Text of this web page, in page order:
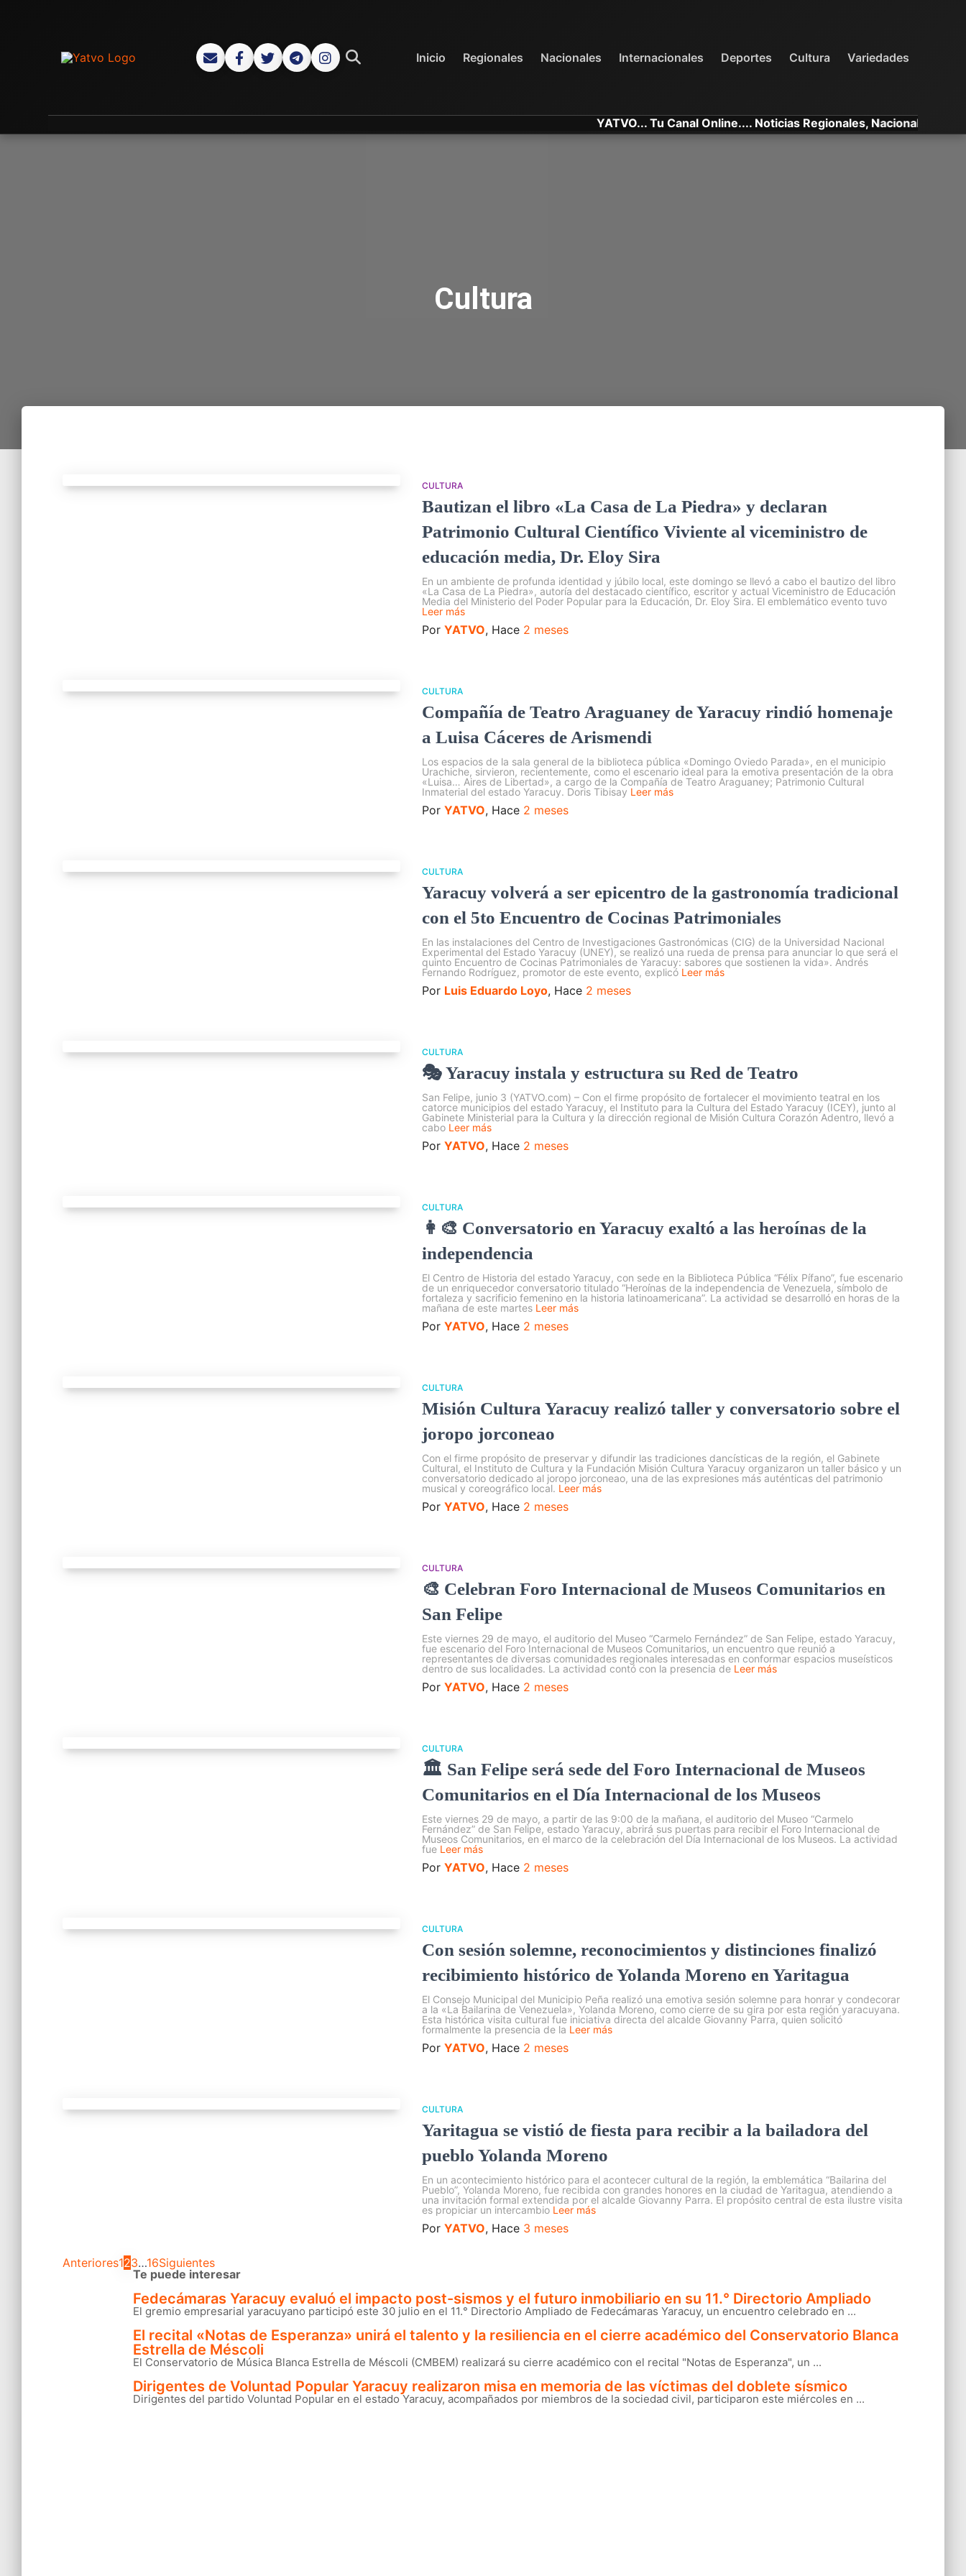
Inicio Regionales Nacionales Internacionales Deportes Cultura Variedades
YATVO... Tu Canal Online.... Noticias Regionales, Nacionales e
Cultura
CULTURA
Bautizan el libro «La Casa de La Piedra» y declaran
Patrimonio Cultural Científico Viviente al viceministro de
educación media, Dr. Eloy Sira
En un ambiente de profunda identidad y júbilo local, este domingo se llevó a cabo el bautizo del libro
«La Casa de La Piedra», autoría del destacado científico, escritor y actual Viceministro de Educación
Media del Ministerio del Poder Popular para la Educación, Dr. Eloy Sira. El emblemático evento tuvo
Leer más
Por YATVO, Hace 2 meses
CULTURA
Compañía de Teatro Araguaney de Yaracuy rindió homenaje
a Luisa Cáceres de Arismendi
Los espacios de la sala general de la biblioteca pública «Domingo Oviedo Parada», en el municipio
Urachiche, sirvieron, recientemente, como el escenario ideal para la emotiva presentación de la obra
«Luisa… Aires de Libertad», a cargo de la Compañía de Teatro Araguaney; Patrimonio Cultural
Inmaterial del estado Yaracuy. Doris Tibisay Leer más
Por YATVO, Hace 2 meses
CULTURA
Yaracuy volverá a ser epicentro de la gastronomía tradicional
con el 5to Encuentro de Cocinas Patrimoniales
En las instalaciones del Centro de Investigaciones Gastronómicas (CIG) de la Universidad Nacional
Experimental del Estado Yaracuy (UNEY), se realizó una rueda de prensa para anunciar lo que será el
quinto Encuentro de Cocinas Patrimoniales de Yaracuy: sabores que sostienen la vida». Andrés
Fernando Rodríguez, promotor de este evento, explicó Leer más
Por Luis Eduardo Loyo, Hace 2 meses
CULTURA
🎭 Yaracuy instala y estructura su Red de Teatro
San Felipe, junio 3 (YATVO.com) – Con el firme propósito de fortalecer el movimiento teatral en los
catorce municipios del estado Yaracuy, el Instituto para la Cultura del Estado Yaracuy (ICEY), junto al
Gabinete Ministerial para la Cultura y la dirección regional de Misión Cultura Corazón Adentro, llevó a
cabo Leer más
Por YATVO, Hace 2 meses
CULTURA
👩‍🎨 Conversatorio en Yaracuy exaltó a las heroínas de la
independencia
El Centro de Historia del estado Yaracuy, con sede en la Biblioteca Pública “Félix Pífano”, fue escenario
de un enriquecedor conversatorio titulado “Heroínas de la independencia de Venezuela, símbolo de
fortaleza y sacrificio femenino en la historia latinoamericana”. La actividad se desarrolló en horas de la
mañana de este martes Leer más
Por YATVO, Hace 2 meses
CULTURA
Misión Cultura Yaracuy realizó taller y conversatorio sobre el
joropo jorconeao
Con el firme propósito de preservar y difundir las tradiciones dancísticas de la región, el Gabinete
Cultural, el Instituto de Cultura y la Fundación Misión Cultura Yaracuy organizaron un taller básico y un
conversatorio dedicado al joropo jorconeao, una de las expresiones más auténticas del patrimonio
musical y coreográfico local. Leer más
Por YATVO, Hace 2 meses
CULTURA
🎨 Celebran Foro Internacional de Museos Comunitarios en
San Felipe
Este viernes 29 de mayo, el auditorio del Museo “Carmelo Fernández” de San Felipe, estado Yaracuy,
fue escenario del Foro Internacional de Museos Comunitarios, un encuentro que reunió a
representantes de diversas comunidades regionales interesadas en conformar espacios museísticos
dentro de sus localidades. La actividad contó con la presencia de Leer más
Por YATVO, Hace 2 meses
CULTURA
🏛️ San Felipe será sede del Foro Internacional de Museos
Comunitarios en el Día Internacional de los Museos
Este viernes 29 de mayo, a partir de las 9:00 de la mañana, el auditorio del Museo “Carmelo
Fernández” de San Felipe, estado Yaracuy, abrirá sus puertas para recibir el Foro Internacional de
Museos Comunitarios, en el marco de la celebración del Día Internacional de los Museos. La actividad
fue Leer más
Por YATVO, Hace 2 meses
CULTURA
Con sesión solemne, reconocimientos y distinciones finalizó
recibimiento histórico de Yolanda Moreno en Yaritagua
El Consejo Municipal del Municipio Peña realizó una emotiva sesión solemne para honrar y condecorar
a la «La Bailarina de Venezuela», Yolanda Moreno, como cierre de su gira por esta región yaracuyana.
Esta histórica visita cultural fue iniciativa directa del alcalde Giovanny Parra, quien solicitó
formalmente la presencia de la Leer más
Por YATVO, Hace 2 meses
CULTURA
Yaritagua se vistió de fiesta para recibir a la bailadora del
pueblo Yolanda Moreno
En un acontecimiento histórico para el acontecer cultural de la región, la emblemática “Bailarina del
Pueblo”, Yolanda Moreno, fue recibida con grandes honores en la ciudad de Yaritagua, atendiendo a
una invitación formal extendida por el alcalde Giovanny Parra. El propósito central de esta ilustre visita
es propiciar un intercambio Leer más
Por YATVO, Hace 3 meses
Posts
pagination
Anteriores123…16Siguientes
Te puede interesar
Fedecámaras Yaracuy evaluó el impacto post-sismos y el futuro inmobiliario en su 11.° Directorio Ampliado
El gremio empresarial yaracuyano participó este 30 julio en el 11.° Directorio Ampliado de Fedecámaras Yaracuy, un encuentro celebrado en ...
El recital «Notas de Esperanza» unirá el talento y la resiliencia en el cierre académico del Conservatorio Blanca
Estrella de Méscoli
El Conservatorio de Música Blanca Estrella de Méscoli (CMBEM) realizará su cierre académico con el recital "Notas de Esperanza", un ...
Dirigentes de Voluntad Popular Yaracuy realizaron misa en memoria de las víctimas del doblete sísmico
Dirigentes del partido Voluntad Popular en el estado Yaracuy, acompañados por miembros de la sociedad civil, participaron este miércoles en ...